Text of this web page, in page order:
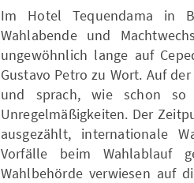
Im Hotel Tequendama in
Wahlabende und
ungewöhnlich lange auf
Gustavo Petro zu Wort. Auf
und sprach, wie schon
Unregelmäßigkeiten. Der
ausgezählt, internationale
Vorfälle beim Wahlablauf
Wahlbehörde verwiesen auf